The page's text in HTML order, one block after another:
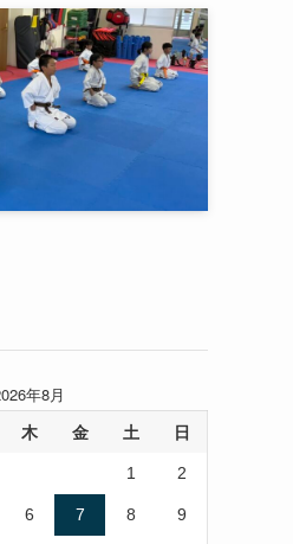
年8月
木 金 土 日
1 2
6 7 8 9